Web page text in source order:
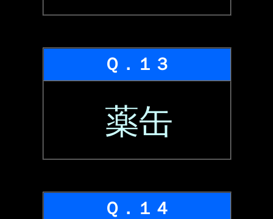
Ｑ．１３
薬缶
Ｑ．１４